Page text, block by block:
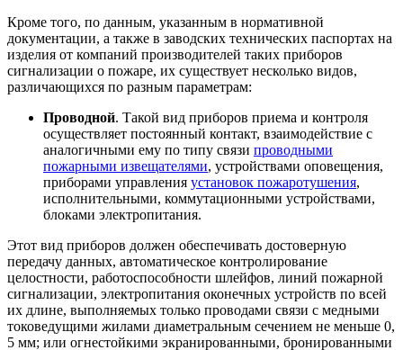
Кроме того, по данным, указанным в нормативной
документации, а также в заводских технических паспортах на
изделия от компаний производителей таких приборов
сигнализации о пожаре, их существует несколько видов,
различающихся по разным параметрам:
Проводной. Такой вид приборов приема и контроля
осуществляет постоянный контакт, взаимодействие с
аналогичными ему по типу связи проводными
пожарными извещателями, устройствами оповещения,
приборами управления установок пожаротушения,
исполнительными, коммутационными устройствами,
блоками электропитания.
Этот вид приборов должен обеспечивать достоверную
передачу данных, автоматическое контролирование
целостности, работоспособности шлейфов, линий пожарной
сигнализации, электропитания оконечных устройств по всей
их длине, выполняемых только проводами связи с медными
токоведущими жилами диаметральным сечением не меньше 0,
5 мм; или огнестойкими экранированными, бронированными